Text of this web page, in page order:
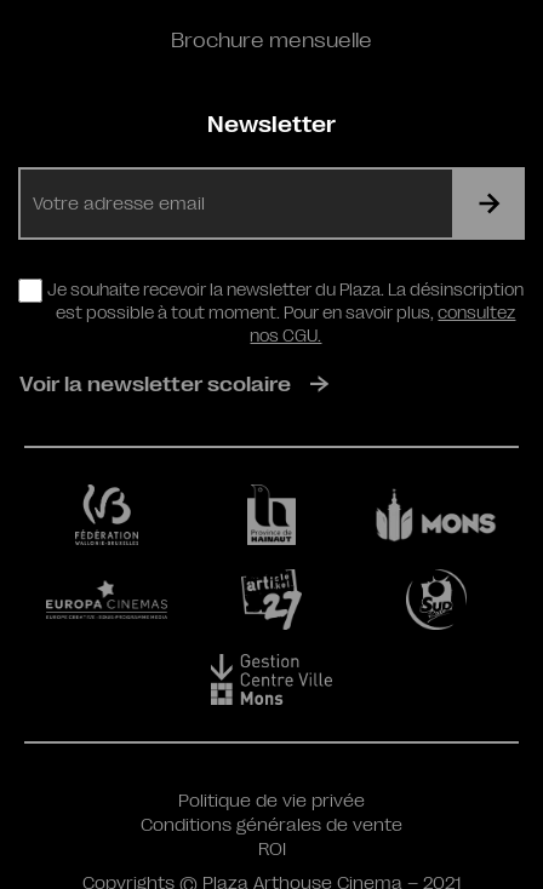
Brochure mensuelle
Newsletter
RGPD
Je souhaite recevoir la newsletter du Plaza. La désinscription
est possible à tout moment. Pour en savoir plus,consultez
nos CGU.
Voir la newsletter scolaire
Politique de vie privée
Conditions générales de vente
ROI
Copyrights © Plaza Arthouse Cinema – 2021